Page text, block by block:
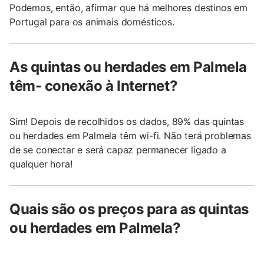
Podemos, então, afirmar que há melhores destinos em
Portugal para os animais domésticos.
As quintas ou herdades em Palmela
têm- conexão à Internet?
Sim! Depois de recolhidos os dados, 89% das quintas
ou herdades em Palmela têm wi-fi. Não terá problemas
de se conectar e será capaz permanecer ligado a
qualquer hora!
Quais são os preços para as quintas
ou herdades em Palmela?